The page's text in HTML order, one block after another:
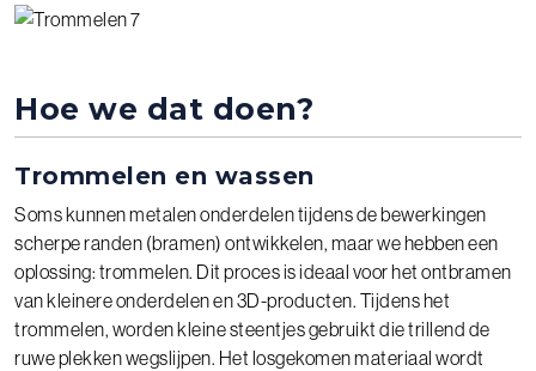
Hoe we dat doen?
Trommelen en wassen
Soms kunnen metalen onderdelen tijdens de bewerkingen
scherpe randen (bramen) ontwikkelen, maar we hebben een
oplossing: trommelen. Dit proces is ideaal voor het ontbramen
van kleinere onderdelen en 3D-producten. Tijdens het
trommelen, worden kleine steentjes gebruikt die trillend de
ruwe plekken wegslijpen. Het losgekomen materiaal wordt